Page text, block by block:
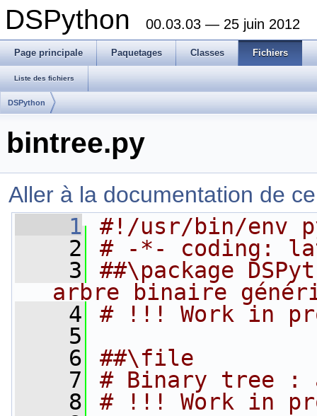
DSPython 00.03.03 — 25 juin 2012
Page principale Paquetages Classes Fichiers
Liste des fichiers
DSPython
bintree.py
Aller à la documentation de
    1
#!/usr/bin/env
    2
# -*- coding:
    3
##\package
arbre binaire
    4
# !!! Work in
    5
    6
##\file
    7
# Binary tree :
    8
# !!! Work in